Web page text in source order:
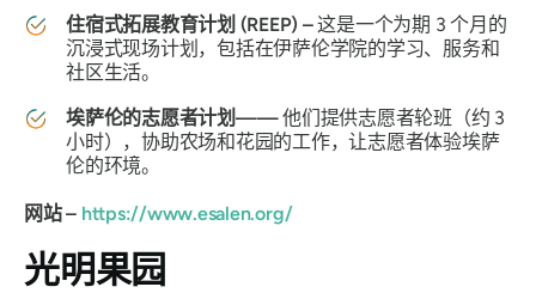
住宿式拓展教育计划 (REEP) –这是一个为期 3 个月的
沉浸式现场计划，包括在伊萨伦学院的学习、服务和
社区生活。
埃萨伦的志愿者计划——他们提供志愿者轮班（约 3
小时），协助农场和花园的工作，让志愿者体验埃萨
伦的环境。
网站 – https://www.esalen.org/
光明果园